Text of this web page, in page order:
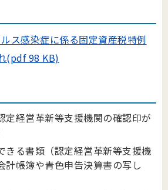
ス感染症に係る固定資産税特例
(pdf 98 KB)
定経営革新等支援機関の確認印が
きる書類（認定経営革新等支援機
計帳簿や青色申告決算書の写し